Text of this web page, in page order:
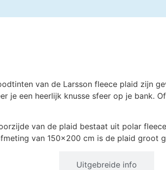
van de Larsson fleece plaid zijn
je een heerlijk knusse sfeer op je bank.
van de plaid bestaat uit polar
van 150×200 cm is de plaid groot
Uitgebreide info